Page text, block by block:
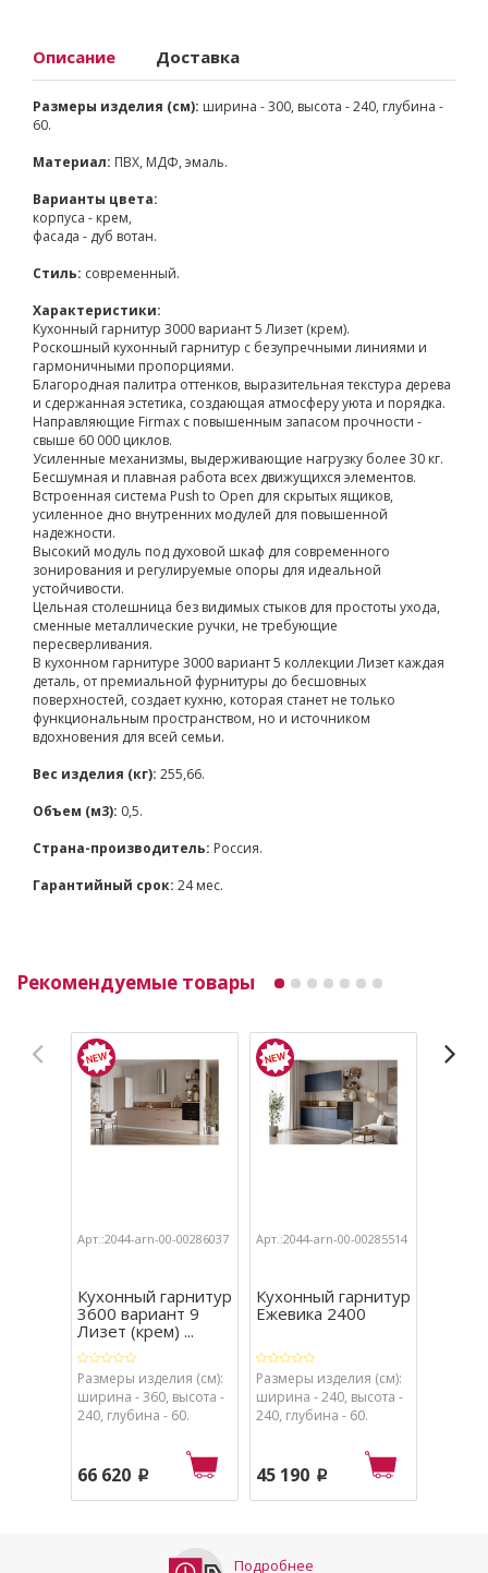
Описание Доставка
Размеры изделия (см): ширина - 300, высота - 240, глубина -
60.
Материал: ПВХ, МДФ, эмаль.
Варианты цвета:
корпуса - крем,
фасада - дуб вотан.
Стиль: современный.
Характеристики:
Кухонный гарнитур 3000 вариант 5 Лизет (крем).
Роскошный кухонный гарнитур с безупречными линиями и
гармоничными пропорциями.
Благородная палитра оттенков, выразительная текстура дерева
и сдержанная эстетика, создающая атмосферу уюта и порядка.
Направляющие Firmax с повышенным запасом прочности -
свыше 60 000 циклов.
Усиленные механизмы, выдерживающие нагрузку более 30 кг.
Бесшумная и плавная работа всех движущихся элементов.
Встроенная система Push to Open для скрытых ящиков,
усиленное дно внутренних модулей для повышенной
надежности.
Высокий модуль под духовой шкаф для современного
зонирования и регулируемые опоры для идеальной
устойчивости.
Цельная столешница без видимых стыков для простоты ухода,
сменные металлические ручки, не требующие
пересверливания.
В кухонном гарнитуре 3000 вариант 5 коллекции Лизет каждая
деталь, от премиальной фурнитуры до бесшовных
поверхностей, создает кухню, которая станет не только
функциональным пространством, но и источником
вдохновения для всей семьи.
Вес изделия (кг): 255,66.
Объем (м3): 0,5.
Страна-производитель: Россия.
Гарантийный срок: 24 мес.
Рекомендуемые товары
Арт.:2044-arn-00-00286037
Кухонный гарнитур
3600 вариант 9
Лизет (крем) ...
Размеры изделия (см):
ширина - 360, высота -
240, глубина - 60.
66 620 p
Арт.:2044-arn-00-00285514
Кухонный гарнитур
Ежевика 2400
Размеры изделия (см):
ширина - 240, высота -
240, глубина - 60.
45 190 p
Подробнее